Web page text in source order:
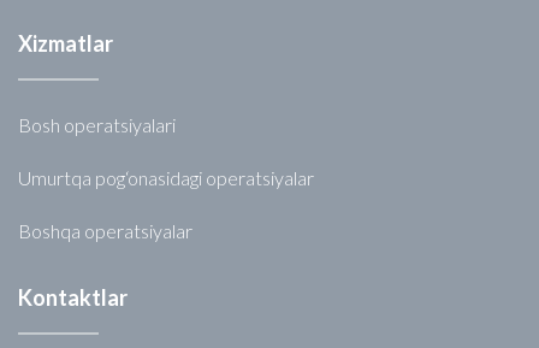
Xizmatlar
Bosh operatsiyalari
Umurtqa pog‘onasidagi operatsiyalar
Boshqa operatsiyalar
Kontaktlar